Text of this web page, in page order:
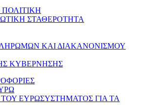
ΣΤΑΘΕΡΟΤΗΤΑ
ΚΑΙ ΔΙΑΚΑΝΟΝΙΣΜΟΥ
ΚΥΒΕΡΝΗΣΗΣ
ΕΥΡΩΣΥΣΤΗΜΑΤΟΣ ΓΙΑ ΤΑ